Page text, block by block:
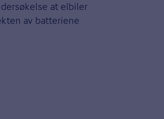
at elbiler
av batteriene